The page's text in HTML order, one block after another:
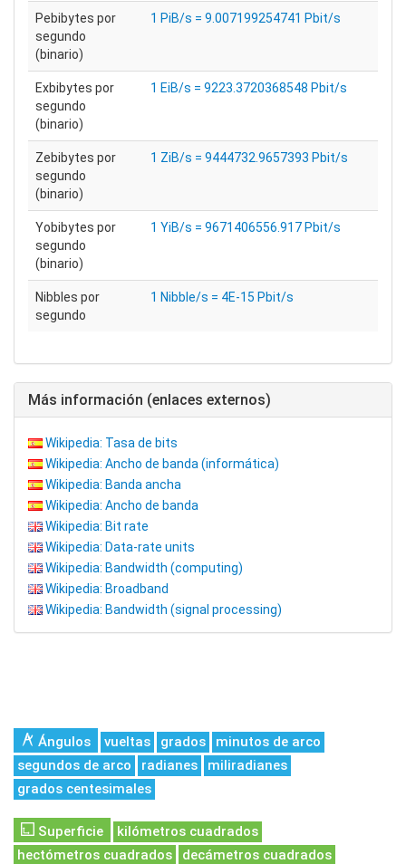
Pebibytes por
segundo
(binario)
1 PiB/s = 9.007199254741 Pbit/s
Exbibytes por
segundo
(binario)
1 EiB/s = 9223.3720368548 Pbit/s
Zebibytes por
segundo
(binario)
1 ZiB/s = 9444732.9657393 Pbit/s
Yobibytes por
segundo
(binario)
1 YiB/s = 9671406556.917 Pbit/s
Nibbles por
segundo
1 Nibble/s = 4E-15 Pbit/s
Más información (enlaces externos)
Wikipedia: Tasa de bits
Wikipedia: Ancho de banda (informática)
Wikipedia: Banda ancha
Wikipedia: Ancho de banda
Wikipedia: Bit rate
Wikipedia: Data-rate units
Wikipedia: Bandwidth (computing)
Wikipedia: Broadband
Wikipedia: Bandwidth (signal processing)
Ángulos vueltas grados
minutos de arco
segundos de arco
radianes
miliradianes
grados centesimales
Superficie
kilómetros cuadrados
hectómetros cuadrados
decámetros cuadrados